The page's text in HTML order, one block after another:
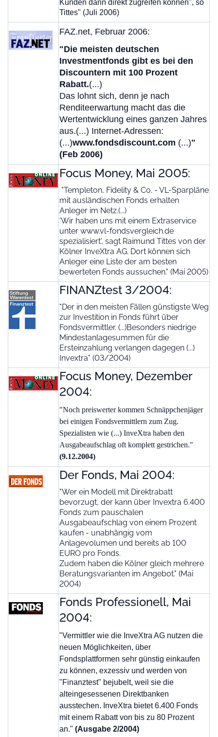
Kunden dann direkt zugreifen können", so
Tittes" (Juli 2006)
FAZ.net, Februar 2006:
"Die meisten deutschen
Investmentfonds gibt es bei den
Discountern mit 100 Prozent
Rabatt.(...)
Das lohnt sich, denn je nach
Renditeerwartung macht das die
Wertentwicklung eines ganzen Jahres
aus.(...) Internet-Adressen:
(...)www.fondsdiscount.com (...)"
(Feb 2006)
Focus Money, Mai 2005:
"Templeton, Fidelity & Co. - VL-Sparpläne
mit ausländischen Fonds erhalten
Anleger im Netz.(...)
'Wir haben uns mit einem Extraservice
unter www.vl-fondsvergleich.de
spezialisiert', sagt Raimund Tittes von der
Kölner InveXtra AG. Dort können sich
Anleger eine Liste der am besten
bewerteten Fonds aussuchen." (Mai 2005)
FINANZtest 3/2004:
"Der in den meisten Fällen günstigste Weg
zur Investition in Fonds führt über
Fondsvermittler. (...)Besonders niedrige
Mindestanlagesummen für die
Ersteinzahlung verlangen dagegen (...)
Invextra" (03/2004)
Focus Money, Dezember
2004:
"Noch preiswerter kommen Schnäppchenjäger
bei einigen Fondsvermittlern zum Zug.
Spezialisten wie (...) InveXtra haben den
Ausgabeaufschlag oft komplett gestrichen."
(9.12.2004)
Der Fonds, Mai 2004:
"Wer ein Modell mit Direktrabatt
bevorzugt, der kann über Invextra 6.400
Fonds zum pauschalen
Ausgabeaufschlag von einem Prozent
kaufen - unabhängig vom
Anlagevolumen und bereits ab 100
EURO pro Fonds.
Zudem haben die Kölner gleich mehrere
Beratungsvarianten im Angebot." (Mai
2004)
Fonds Professionell, Mai
2004:
"Vermittler wie die InveXtra AG nutzen die
neuen Möglichkeiten, über
Fondsplattformen sehr günstig einkaufen
zu können, exzessiv und werden von
"Finanztest" bejubelt, weil sie die
alteingesessenen Direktbanken
ausstechen. InveXtra bietet 6.400 Fonds
mit einem Rabatt von bis zu 80 Prozent
an." (Ausgabe 2/2004)